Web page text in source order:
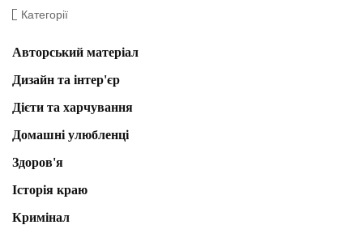
Категорії
Авторський матеріал
Дизайн та інтер'єр
Дієти та харчування
Домашні улюбленці
Здоров'я
Історія краю
Кримінал